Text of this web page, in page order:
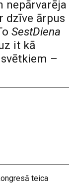
nepārvarēja
dzīve ārpus
SestDiena
it kā
–
teica